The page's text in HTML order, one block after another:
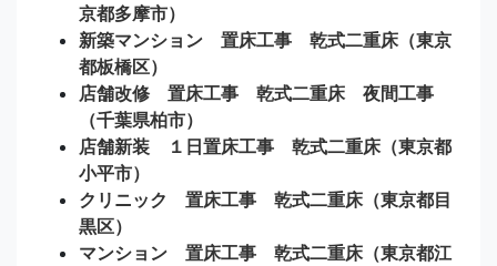
京都多摩市）
新築マンション 置床工事 乾式二重床（東京
都板橋区）
店舗改修 置床工事 乾式二重床 夜間工事
（千葉県柏市）
店舗新装 １日置床工事 乾式二重床（東京都
小平市）
クリニック 置床工事 乾式二重床（東京都目
黒区）
マンション 置床工事 乾式二重床（東京都江